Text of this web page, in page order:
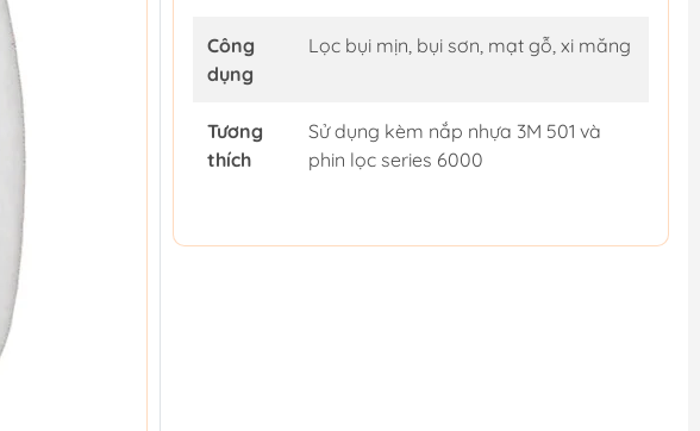
Công
dụng
Lọc bụi mịn, bụi sơn, mạt gỗ, xi măng
Tương
thích
Sử dụng kèm nắp nhựa 3M 501 và
phin lọc series 6000